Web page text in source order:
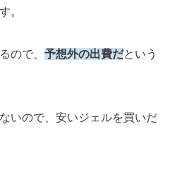
。
ので、 予想外の出費だという
いので、安いジェルを買いだ